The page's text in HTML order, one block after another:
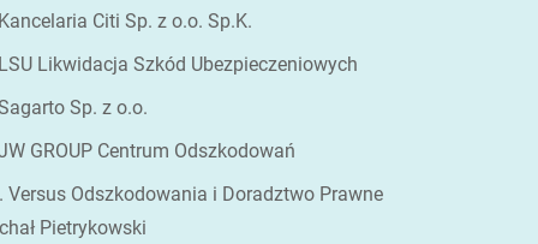
Citi Sp. z o.o. Sp.K.
Likwidacja Szkód Ubezpieczeniowych
Sp. z o.o.
GROUP Centrum Odszkodowań
Versus Odszkodowania i Doradztwo Prawne
Pietrykowski